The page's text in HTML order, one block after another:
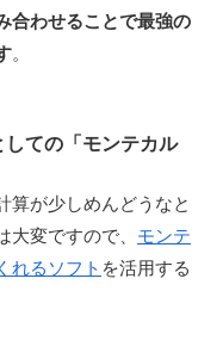
合わせることで最強の
。
しての「モンテカル
算が少しめんどうなと
変ですので、 モンテ
れるソフト を活用する